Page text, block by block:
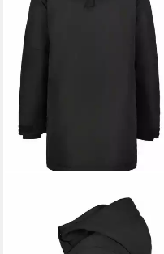
Funktionsparka H PARKA
ALAMOS für sportliche
Aktivitäten und Outdoormode,